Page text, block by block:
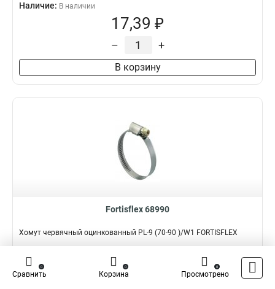
Наличие: В наличии
17,39 ₽
– +
В корзину
Fortisflex 68990
Хомут червячный оцинкованный PL-9 (70-90 )/W1 FORTISFLEX
Подробнее Сравнить
Наличие:
Сравнить
0
Корзина
0
Просмотрено
0